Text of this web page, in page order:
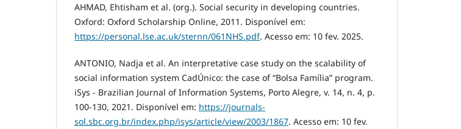
AHMAD, Ehtisham et al. (org.). Social security in developing countries.
Oxford: Oxford Scholarship Online, 2011. Disponível em:
https://personal.lse.ac.uk/sternn/061NHS.pdf. Acesso em: 10 fev. 2025.
ANTONIO, Nadja et al. An interpretative case study on the scalability of
social information system CadÚnico: the case of “Bolsa Família” program.
iSys - Brazilian Journal of Information Systems, Porto Alegre, v. 14, n. 4, p.
100-130, 2021. Disponível em: https://journals-
sol.sbc.org.br/index.php/isys/article/view/2003/1867. Acesso em: 10 fev.